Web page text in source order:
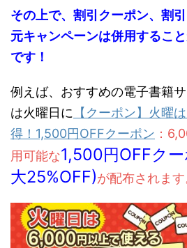
ポンが配布されます。ただし上記5%OFF
hoo!ショッピング）を利用した方が新刊は
その上で、割引クーポン、割
元キャンペーンは併用するこ
です！
例えば、おすすめの電子書籍サ
は火曜日に 【クーポン】火曜
得！1,500円OFFクーポン ：
用可能な1,500円OFFク
大25%OFF)が配布されます